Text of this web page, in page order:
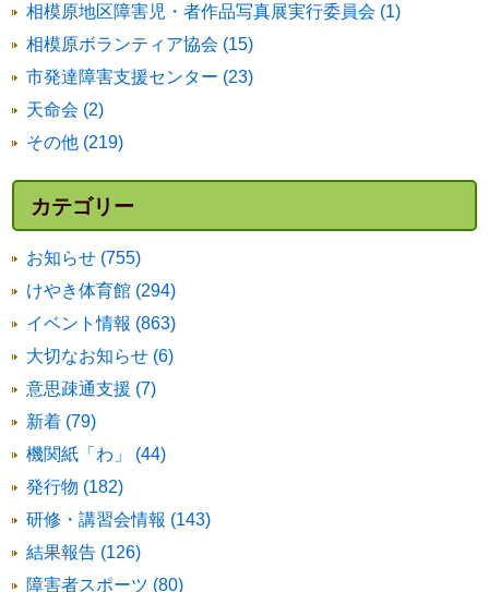
相模原地区障害児・者作品写真展実行委員会 (1)
相模原ボランティア協会 (15)
市発達障害支援センター (23)
天命会 (2)
その他 (219)
カテゴリー
お知らせ (755)
けやき体育館 (294)
イベント情報 (863)
大切なお知らせ (6)
意思疎通支援 (7)
新着 (79)
機関紙「わ」 (44)
発行物 (182)
研修・講習会情報 (143)
結果報告 (126)
障害者スポーツ (80)